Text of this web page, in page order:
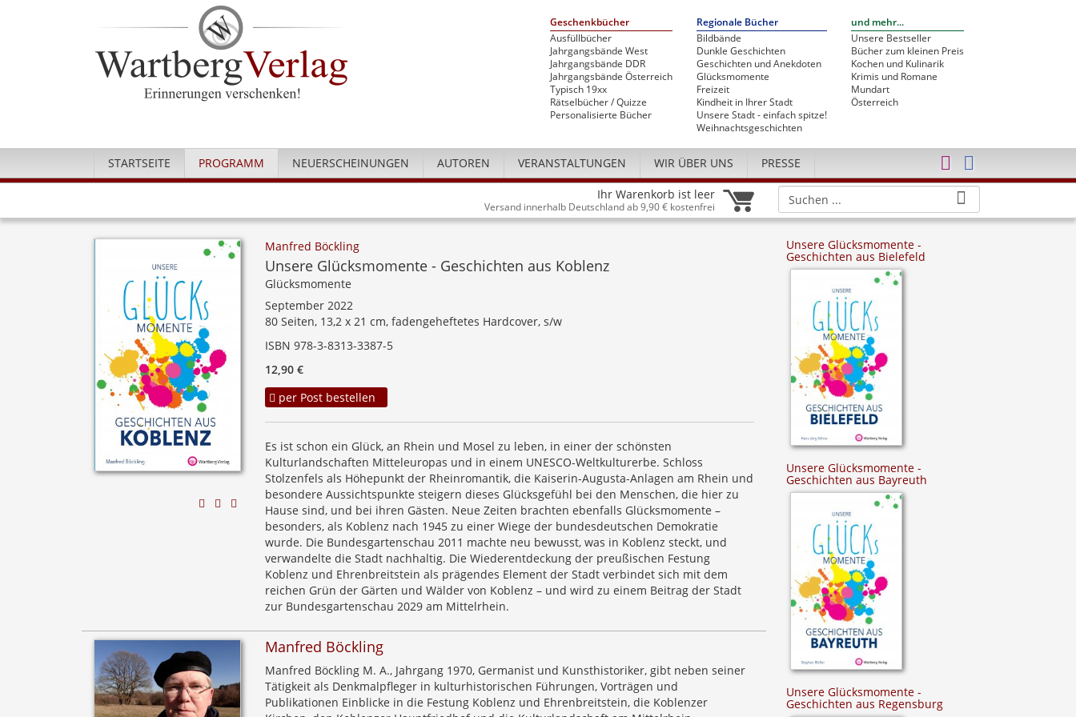
Geschenkbücher
Ausfüllbücher
Jahrgangsbände West
Jahrgangsbände DDR
Jahrgangsbände Österreich
Typisch 19xx
Rätselbücher / Quizze
Personalisierte Bücher
Regionale Bücher
Bildbände
Dunkle Geschichten
Geschichten und Anekdoten
Glücksmomente
Freizeit
Kindheit in Ihrer Stadt
Unsere Stadt - einfach spitze!
Weihnachtsgeschichten
und mehr...
Unsere Bestseller
Bücher zum kleinen Preis
Kochen und Kulinarik
Krimis und Romane
Mundart
Österreich
STARTSEITE PROGRAMM NEUERSCHEINUNGEN AUTOREN VERANSTALTUNGEN WIR ÜBER UNS PRESSE
Ihr Warenkorb ist leer
Versand innerhalb Deutschland ab 9,90 € kostenfrei
Manfred Böckling
Unsere Glücksmomente - Geschichten aus Koblenz
Glücksmomente
September 2022
80 Seiten, 13,2 x 21 cm, fadengeheftetes Hardcover, s/w
ISBN 978-3-8313-3387-5
12,90 €
per Post bestellen
Es ist schon ein Glück, an Rhein und Mosel zu leben, in einer der schönsten
Kulturlandschaften Mitteleuropas und in einem UNESCO-Weltkulturerbe. Schloss
Stolzenfels als Höhepunkt der Rheinromantik, die Kaiserin-Augusta-Anlagen am Rhein und
besondere Aussichtspunkte steigern dieses Glücksgefühl bei den Menschen, die hier zu
Hause sind, und bei ihren Gästen. Neue Zeiten brachten ebenfalls Glücksmomente –
besonders, als Koblenz nach 1945 zu einer Wiege der bundesdeutschen Demokratie
wurde. Die Bundesgartenschau 2011 machte neu bewusst, was in Koblenz steckt, und
verwandelte die Stadt nachhaltig. Die Wiederentdeckung der preußischen Festung
Koblenz und Ehrenbreitstein als prägendes Element der Stadt verbindet sich mit dem
reichen Grün der Gärten und Wälder von Koblenz – und wird zu einem Beitrag der Stadt
zur Bundesgartenschau 2029 am Mittelrhein.
Manfred Böckling
Manfred Böckling M. A., Jahrgang 1970, Germanist und Kunsthistoriker, gibt neben seiner
Tätigkeit als Denkmalpfleger in kulturhistorischen Führungen, Vorträgen und
Publikationen Einblicke in die Festung Koblenz und Ehrenbreitstein, die Koblenzer
Unsere Glücksmomente -
Geschichten aus Bielefeld
Unsere Glücksmomente -
Geschichten aus Bayreuth
Unsere Glücksmomente -
Geschichten aus Regensburg